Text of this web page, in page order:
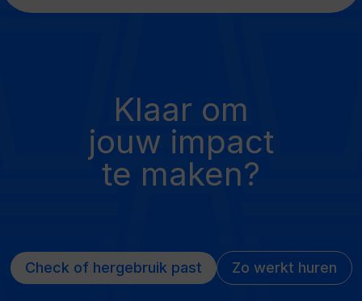
Klaar om
jouw impact
te maken?
Check of hergebruik past Zo werkt huren